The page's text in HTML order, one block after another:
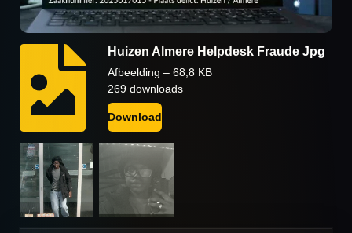
Huizen Almere Helpdesk Fraude Jpg
Afbeelding – 68,8 KB
269 downloads
Download